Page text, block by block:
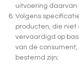
uitvoering daarvan
Volgens
producten, die niet
vervaardigd op
van de
bestemd zijn;